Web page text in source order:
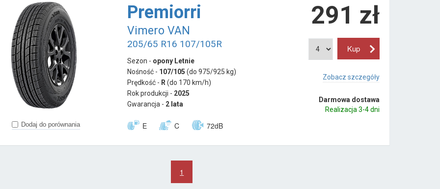
Dodaj do porównania
Premiorri
Vimero VAN
205/65 R16 107/105R
Sezon - opony Letnie
Nośność - 107/105 (do 975/925 kg)
Prędkość - R (do 170 km/h)
Rok produkcji - 2025
Gwarancja - 2 lata
E C 72dB
291 zł
Zobacz szczegóły
Darmowa dostawa
Realizacja 3-4 dni
1